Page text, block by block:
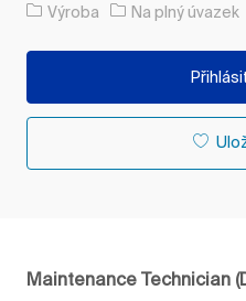
Kategorie
Výroba Typ úlohy
Na plný úvazek
Maintenance Technician